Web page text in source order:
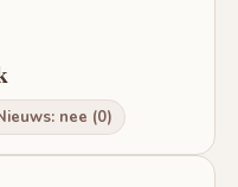
nee (0)